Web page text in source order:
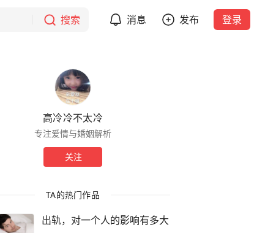
搜索 消息 发布 登录
高冷冷不太冷
专注爱情与婚姻解析
关注
TA的热门作品
出轨，对一个人的影响有多大